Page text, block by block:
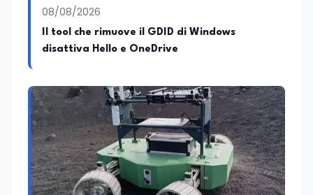
08/08/2026
Il tool che rimuove il GDID di Windows
disattiva Hello e OneDrive